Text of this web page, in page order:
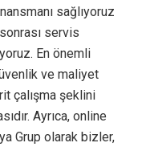
sağlıyoruz
servis
En önemli
ve maliyet
çalışma şeklini
Ayrıca, online
Grup olarak bizler,